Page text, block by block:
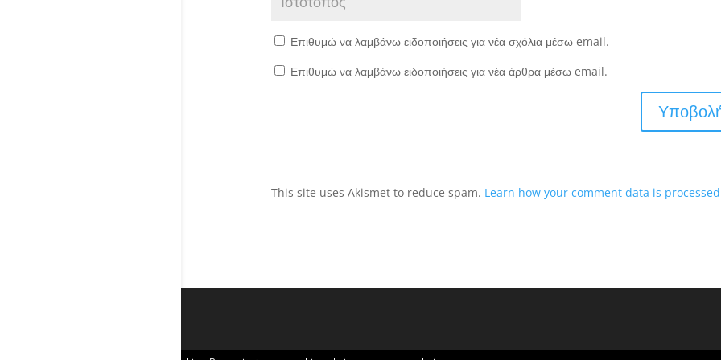
Επιθυμώ να λαμβάνω ειδοποιήσεις για νέα σχόλια μέσω email.
Επιθυμώ να λαμβάνω ειδοποιήσεις για νέα άρθρα μέσω email.
This site uses Akismet to reduce spam. Learn how your comment data is